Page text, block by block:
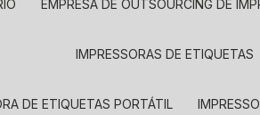
EMPRESA DE OUTSOURCING DE
IMPRESSORAS DE ETIQUETAS
DE ETIQUETAS PORTÁTIL